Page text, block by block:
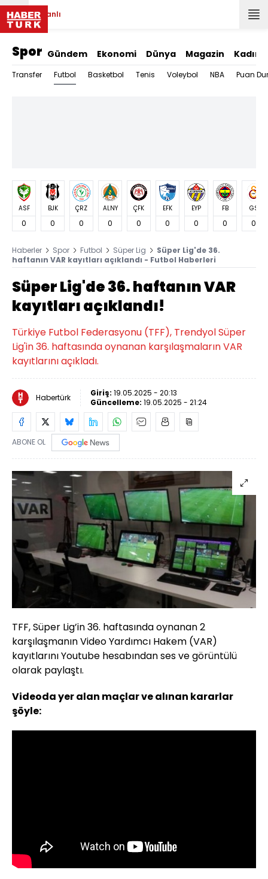
Canlı
Spor Gündem Ekonomi Dünya Magazin Kadın
Transfer Futbol Basketbol Tenis Voleybol NBA Puan
ASF
0
BJK
0
ÇRZ
0
ALNY
0
ÇFK
0
EFK
0
EYP
0
FB
0
GS
0
Haberler Spor Futbol Süper Lig
Süper Lig'de 36.
haftanın VAR kayıtları açıklandı - Futbol Haberleri
Süper Lig'de 36. haftanın VAR
kayıtları açıklandı!
Türkiye Futbol Federasyonu (TFF), Trendyol Süper
Lig'in 36. haftasında oynanan karşılaşmaların VAR
kayıtlarını açıkladı.
Habertürk Giriş: 19.05.2025 - 20:13
Güncelleme: 19.05.2025 - 21:24
ABONE OL
TFF, Süper Lig’in 36. haftasında oynanan 2
karşılaşmanın Video Yardımcı Hakem (VAR)
kayıtlarını Youtube hesabından ses ve görüntülü
olarak paylaştı.
Videoda yer alan maçlar ve alınan kararlar
şöyle: